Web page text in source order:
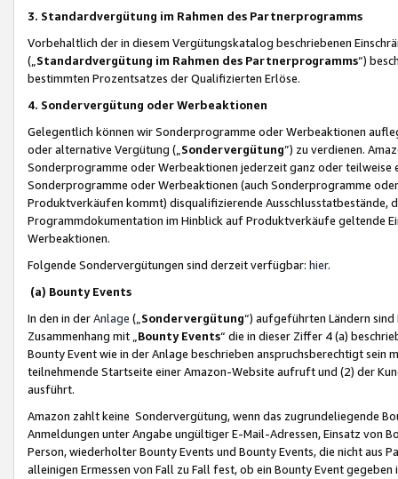
3. Standardvergütung im Rahmen des Partnerprogramms
Vorbehaltlich der in diesem Vergütungskatalog beschriebenen
(„ Standardvergütung im Rahmen des Partnerprogramms“)
bestimmten Prozentsatzes der Qualifizierten Erlöse.
4. Sondervergütung oder Werbeaktionen
Gelegentlich können wir Sonderprogramme oder Werbeaktionen
oder alternative Vergütung („ Sondervergütung”) zu verdienen.
Sonderprogramme oder Werbeaktionen jederzeit ganz oder
Sonderprogramme oder Werbeaktionen (auch Sonderprogramme
Produktverkäufen kommt) disqualifizierende Ausschlusstatbestände,
Programmdokumentation im Hinblick auf Produktverkäufe geltende
Werbeaktionen.
Folgende Sondervergütungen sind derzeit verfügbar: hier.
(a) Bounty Events
In den in derAnlage („ Sondervergütung“) aufgeführten Ländern
Zusammenhang mit „ Bounty Events“ die in dieser Ziffer 4 (a)
Bounty Event wie in der Anlage beschrieben anspruchsberechtigt sein
teilnehmende Startseite einer Amazon-Website aufruft und (2) der
ausführt.
Amazon zahlt keine Sondervergütung, wenn das zugrundeliegende
Anmeldungen unter Angabe ungültiger E-Mail-Adressen, Einsatz von
Person, wiederholter Bounty Events und Bounty Events, die nicht
alleinigen Ermessen von Fall zu Fall fest, ob ein Bounty Event